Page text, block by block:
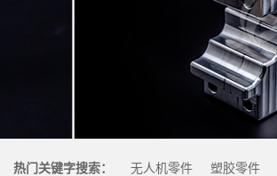
热门关键字搜索： 无人机零件 塑胶零件